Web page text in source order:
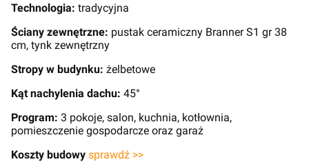
Technologia: tradycyjna
Ściany zewnętrzne: pustak ceramiczny Branner S1 gr 38
cm, tynk zewnętrzny
Stropy w budynku: żelbetowe
Kąt nachylenia dachu: 45°
Program: 3 pokoje, salon, kuchnia, kotłownia,
pomieszczenie gospodarcze oraz garaż
Koszty budowy sprawdź >>